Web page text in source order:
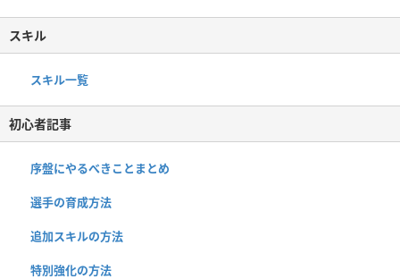
スキル
スキル一覧
初心者記事
序盤にやるべきことまとめ
選手の育成方法
追加スキルの方法
特別強化の方法